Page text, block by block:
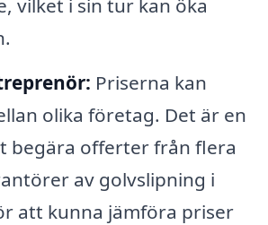
vilket i sin tur kan öka
Priserna kan
olika företag. Det är en
begära offerter från flera
av golvslipning i
att kunna jämföra priser